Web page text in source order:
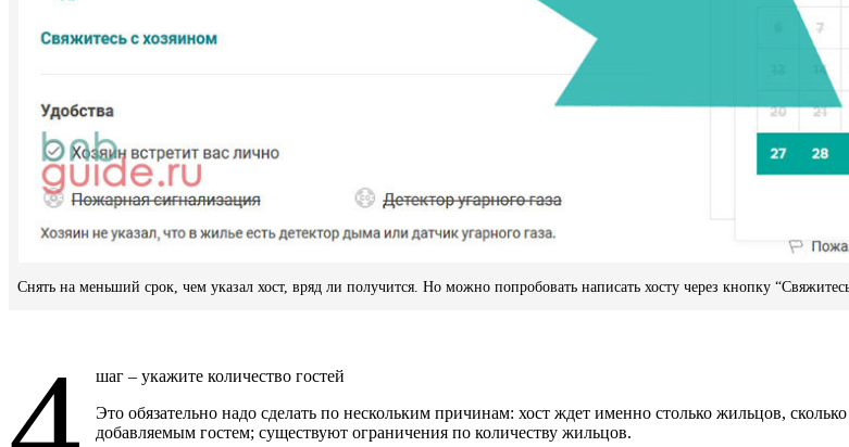
Снять на меньший срок, чем указал хост, вряд ли получится. Но можно попробовать написать хосту через кнопку
шаг – укажите количество гостей
Это обязательно надо сделать по нескольким причинам: хост ждет именно столько жильцов,
добавляемым гостем; существуют ограничения по количеству жильцов.